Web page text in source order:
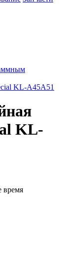
KL-A45A51
KL-
время